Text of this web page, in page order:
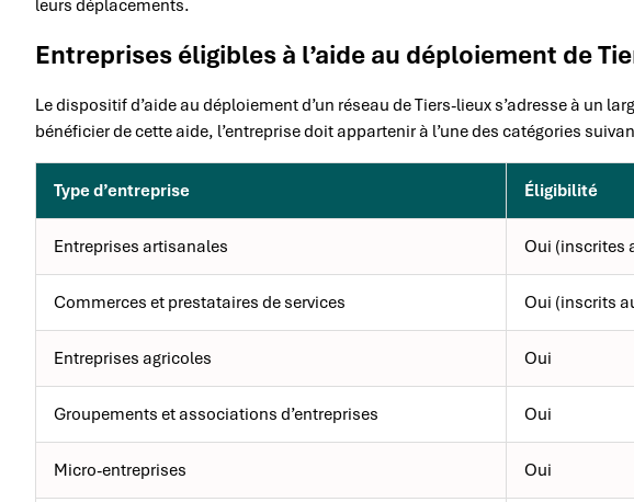
leurs déplacements.
Entreprises éligibles à l’aide au déploiement de
Le dispositif d’aide au déploiement d’un réseau de Tiers-lieux s’adresse à un
bénéficier de cette aide, l’entreprise doit appartenir à l’une des catégories
Type d’entreprise Éligibilité
Entreprises artisanales Oui (inscrites
Commerces et prestataires de services Oui (inscrits
Entreprises agricoles Oui
Groupements et associations d’entreprises Oui
Micro-entreprises Oui